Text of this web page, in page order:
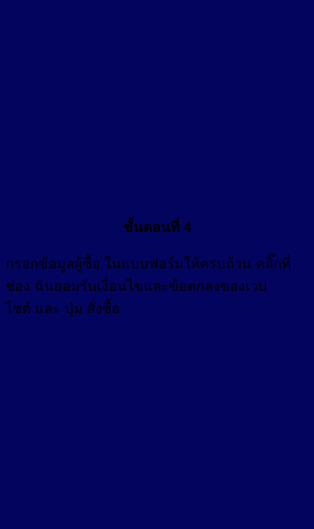
ขั้นตอนที่ 4
กรอกข้อมูลผู้ซื้อ ในแบบฟอร์มให้ครบถ้วน คลิ๊กที่
ช่อง ฉันยอมรับเงื่อนไขและข้อตกลงของเวป
ไซต์ และ ปุ่ม สั่งซื้อ